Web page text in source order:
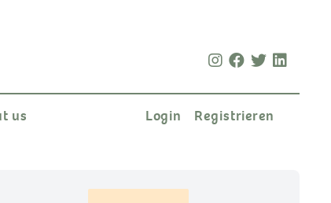
us Login Registrieren